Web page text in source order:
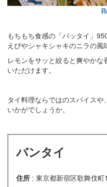
もちもち食感の「パッタイ」
えびやシャキシャキのニラの風
レモンをサッと絞ると爽やか
いただけます。
タイ料理ならではのスパイス
いかがでしょうか。
バンタイ
住所 : 東京都新宿区歌舞伎